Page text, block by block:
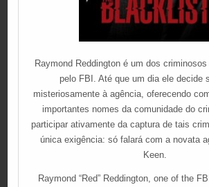
Raymond Reddington é um dos
pelo FBI. Até que um dia ele decide
misteriosamente à agência, oferecendo
importantes nomes da comunidade do
participar ativamente da captura de tais
única exigência: só falará com a novata
Keen.
Raymond “Red” Reddington, one of the